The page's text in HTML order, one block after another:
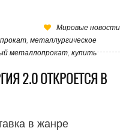
Мировые новости
, металлургическое
металлопрокат,купить
2.0 ОТКРОЕТСЯ В
в жанре